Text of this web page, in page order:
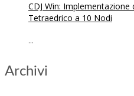
CDJ Win:
Tetraedrico a 10 Nodi
...
Archivi